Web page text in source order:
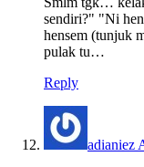
sendiri?" "Ni
hensem (tunjuk
pulak tu…
Reply
adianiez